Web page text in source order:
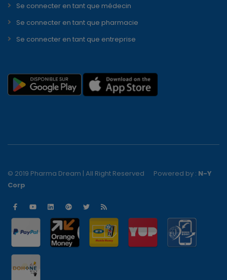
Se connecter en tant que médecin
Se connecter en tant que pharmacie
Se connecter en tant que entreprise
© 2019 Pharma Dream | All Right Reserved Powered by : N-Y
Corp